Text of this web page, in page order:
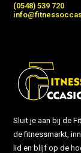
(0548) 539 720
Sluit je aan bij de
de fitnessmarkt,
lid en blijf op de